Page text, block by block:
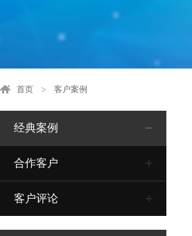
首页 客户案例
经典案例
合作客户
客户评论